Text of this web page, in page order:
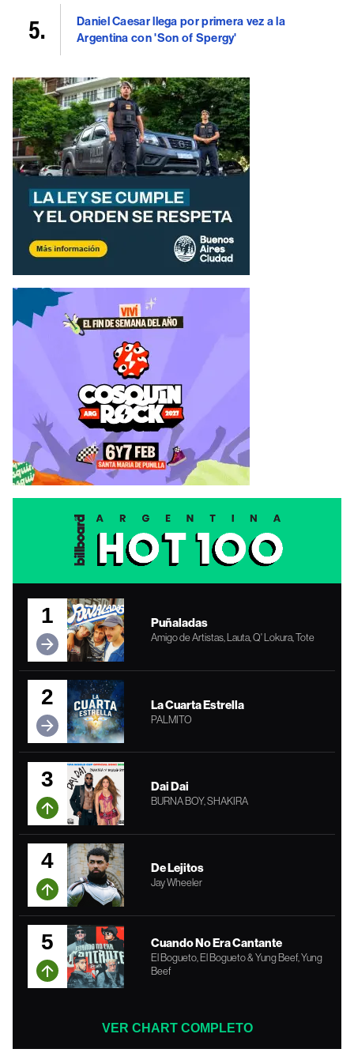
Daniel Caesar llega por primera vez a la
Argentina con 'Son of Spergy'
1 Puñaladas
Amigo de Artistas, Lauta, Q' Lokura, Tote
2 La Cuarta Estrella
PALMITO
3 Dai Dai
BURNA BOY, SHAKIRA
4 De Lejitos
Jay Wheeler
5 Cuando No Era Cantante
El Bogueto, El Bogueto & Yung Beef, Yung
Beef
VER CHART COMPLETO